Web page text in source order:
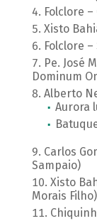
Folclore
Xisto
Folclore
Pe. José
Dominum
Alberto
Aurora
Carlos
Sampaio)
Xisto
Morais Filho)